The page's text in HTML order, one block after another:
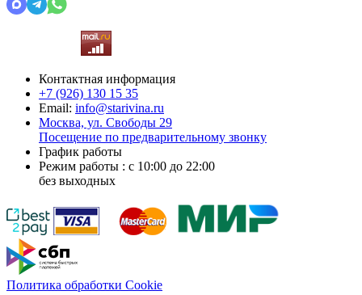
Контактная информация
+7 (926) 130 15 35
Email: info@starivina.ru
Москва, ул. Свободы 29
Посещение по предварительному звонку
График работы
Режим работы : с 10:00 до 22:00
без выходных
Политика обработки Cookie